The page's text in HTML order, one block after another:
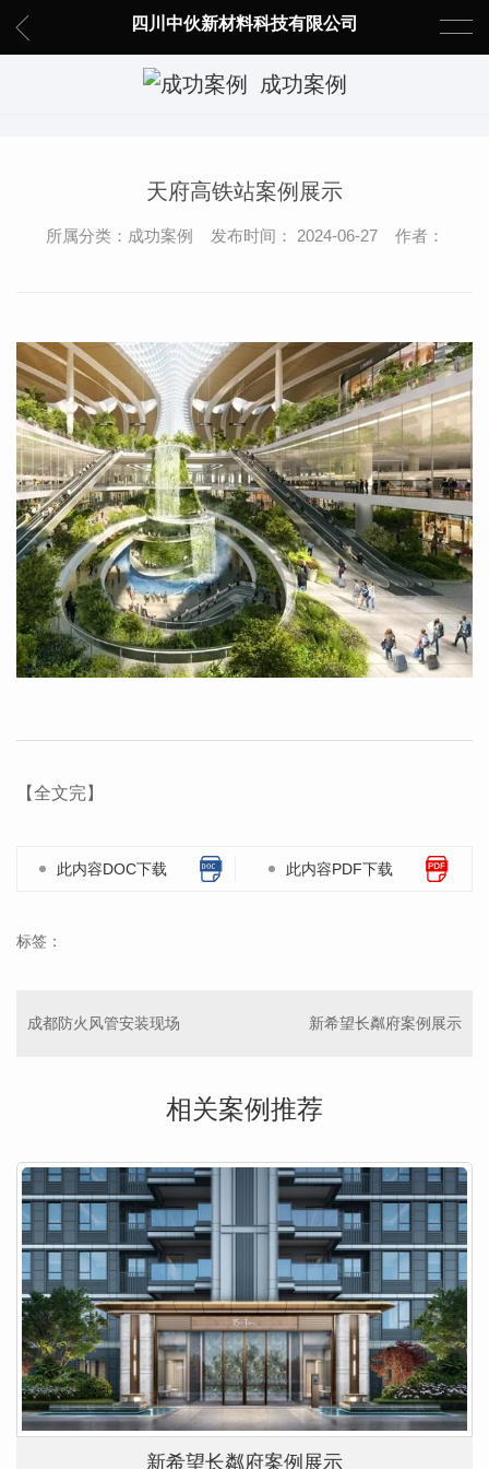
四川中伙新材料科技有限公司
成功案例
天府高铁站案例展示
所属分类：成功案例 发布时间： 2024-06-27 作者：
【全文完】
此内容DOC下载 此内容PDF下载
标签：
成都防火风管安装现场 新希望长粼府案例展示
相关案例推荐
新希望长粼府案例展示